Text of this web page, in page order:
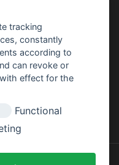
Str. 11, 93083
tracking
constantly
according to
can revoke or
effect for the
Functional